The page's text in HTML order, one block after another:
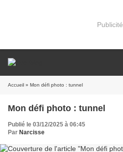
Publicité
Accueil » Mon défi photo : tunnel
Mon défi photo : tunnel
Publié le 03/12/2025 à 06:45
Par Narcisse